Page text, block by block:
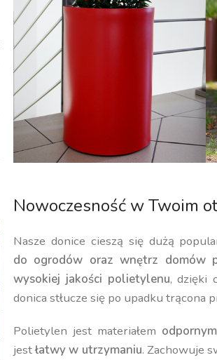
Nowoczesność w Twoim
Nasze donice cieszą się dużą
do ogrodów oraz wnętrz domów
wysokiej jakości polietylenu, dzięki
donica stłucze się po upadku trącona
Polietylen jest materiałem
jestłatwy w utrzymaniu. Zachowuje